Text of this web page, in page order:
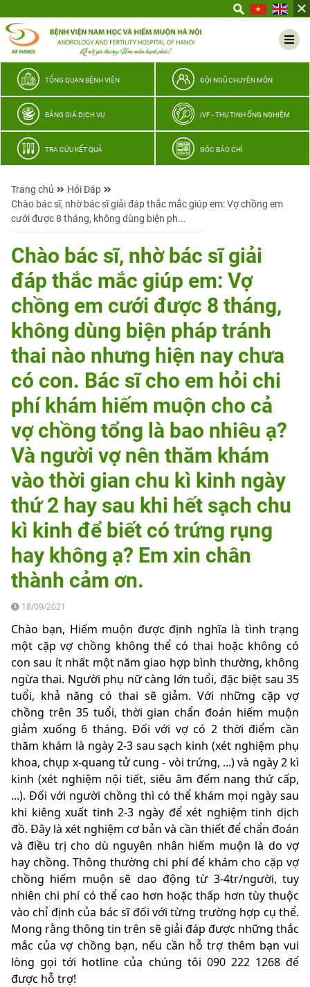
thương
TỔNG QUAN BỆNH VIỆN ĐỘI NGŨ CHUYÊN MÔN
BẢNG GIÁ DỊCH VỤ IVF - THỤ TINH ỐNG NGHIỆM
TRA CỨU KẾT QUẢ GÓC BÁO CHÍ
Trang chủ
Hỏi Đáp
Chào bác sĩ, nhờ bác sĩ giải đáp thắc mắc giúp em: Vợ chồng em
cưới được 8 tháng, không dùng biện ph...
Chào bác sĩ, nhờ bác sĩ giải
đáp thắc mắc giúp em: Vợ
chồng em cưới được 8 tháng,
không dùng biện pháp tránh
thai nào nhưng hiện nay chưa
có con. Bác sĩ cho em hỏi chi
phí khám hiếm muộn cho cả
vợ chồng tổng là bao nhiêu ạ?
Và người vợ nên thăm khám
vào thời gian chu kì kinh ngày
thứ 2 hay sau khi hết sạch chu
kì kinh để biết có trứng rụng
hay không ạ? Em xin chân
thành cảm ơn.
18/09/2021
Chào bạn, Hiếm muộn được định nghĩa là tình trạng
một cặp vợ chồng không thể có thai hoặc không có
con sau ít nhất một năm giao hợp bình thường, không
ngừa thai. Người phụ nữ càng lớn tuổi, đặc biệt sau 35
tuổi, khả năng có thai sẽ giảm. Với những cặp vợ
chồng trên 35 tuổi, thời gian chẩn đoán hiếm muộn
giảm xuống 6 tháng. Đối với vợ có 2 thời điểm cần
thăm khám là ngày 2-3 sau sạch kinh (xét nghiệm phụ
khoa, chụp x-quang tử cung - vòi trứng, ...) và ngày 2 kì
kinh (xét nghiệm nội tiết, siêu âm đếm nang thứ cấp,
...). Đối với người chồng thì có thể khám mọi ngày sau
khi kiêng xuất tinh 2-3 ngày để xét nghiệm tinh dịch
đồ. Đây là xét nghiệm cơ bản và cần thiết để chẩn đoán
và điều trị cho dù nguyên nhân hiếm muộn là do vợ
hay chồng. Thông thường chi phí để khám cho cặp vợ
chồng hiếm muộn sẽ dao động từ 3-4tr/người, tuy
nhiên chi phí có thể cao hơn hoặc thấp hơn tùy thuộc
vào chỉ định của bác sĩ đối với từng trường hợp cụ thể.
Mong rằng thông tin trên sẽ giải đáp được những thắc
mắc của vợ chồng bạn, nếu cần hỗ trợ thêm bạn vui
lòng gọi tới hotline của chúng tôi 090 222 1268 để
được hỗ trợ!